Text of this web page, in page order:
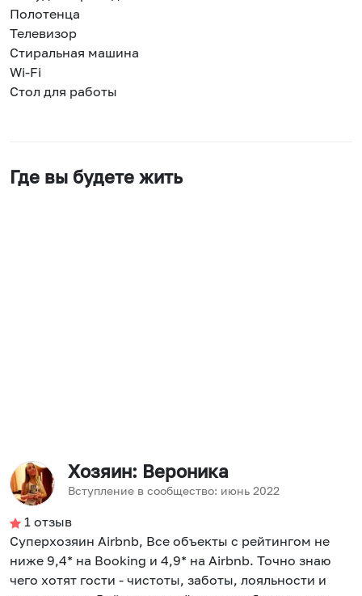
Полотенца
Телевизор
Стиральная машина
Wi-Fi
Стол для работы
Где вы будете жить
Хозяин: Вероника
Вступление в сообщество: июнь 2022
1 отзыв
Суперхозяин Airbnb, Все объекты с рейтингом не
ниже 9,4* на Booking и 4,9* на Airbnb. Точно знаю
чего хотят гости - чистоты, заботы, лояльности и